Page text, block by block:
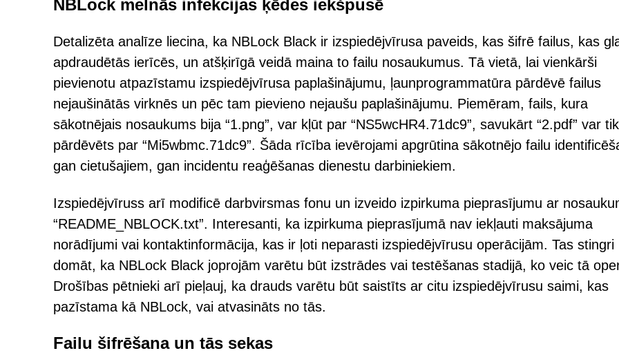
NBLock melnās infekcijas ķēdes iekšpusē
Detalizēta analīze liecina, ka NBLock Black ir izspiedējvīrusa paveids, kas šifrē failus, kas
apdraudētās ierīcēs, un atšķirīgā veidā maina to failu nosaukumus. Tā vietā, lai vienkārši
pievienotu atpazīstamu izspiedējvīrusa paplašinājumu, ļaunprogrammatūra pārdēvē failus
nejaušinātās virknēs un pēc tam pievieno nejaušu paplašinājumu. Piemēram, fails, kura
sākotnējais nosaukums bija “1.png”, var kļūt par “NS5wcHR4.71dc9”, savukārt “2.pdf” var
pārdēvēts par “Mi5wbmc.71dc9”. Šāda rīcība ievērojami apgrūtina sākotnējo failu
gan cietušajiem, gan incidentu reaģēšanas dienestu darbiniekiem.
Izspiedējvīruss arī modificē darbvirsmas fonu un izveido izpirkuma pieprasījumu ar
“README_NBLOCK.txt”. Interesanti, ka izpirkuma pieprasījumā nav iekļauti maksājuma
norādījumi vai kontaktinformācija, kas ir ļoti neparasti izspiedējvīrusu operācijām. Tas stingri
domāt, ka NBLock Black joprojām varētu būt izstrādes vai testēšanas stadijā, ko veic tā
Drošības pētnieki arī pieļauj, ka drauds varētu būt saistīts ar citu izspiedējvīrusu saimi, kas
pazīstama kā NBLock, vai atvasināts no tās.
Failu šifrēšana un tās sekas